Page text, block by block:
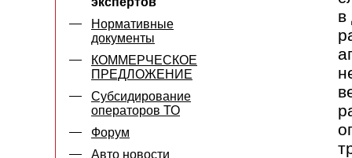
Нормативные
документы
КОММЕРЧЕСКОЕ
ПРЕДЛОЖЕНИЕ
Субсидирование
операторов ТО
Форум
Авто новости
в